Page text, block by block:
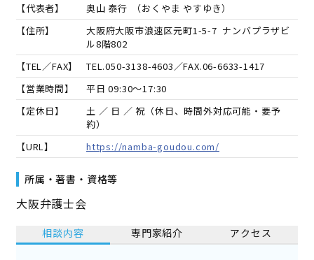
【代表者】 奥山 泰行 （おくやま やすゆき）
【住所】
大阪府大阪市浪速区元町1-5-7 ナンバプラザビ
ル8階802
【TEL／FAX】
TEL.050-3138-4603 ／FAX.06-6633-1417
【営業時間】
平日 09:30～17:30
【定休日】
土 ／ 日 ／ 祝（休日、時間外対応可能・要予
約）
【URL】
https://namba-goudou.com/
所属・著書・資格等
大阪弁護士会
相談内容 専門家紹介 アクセス